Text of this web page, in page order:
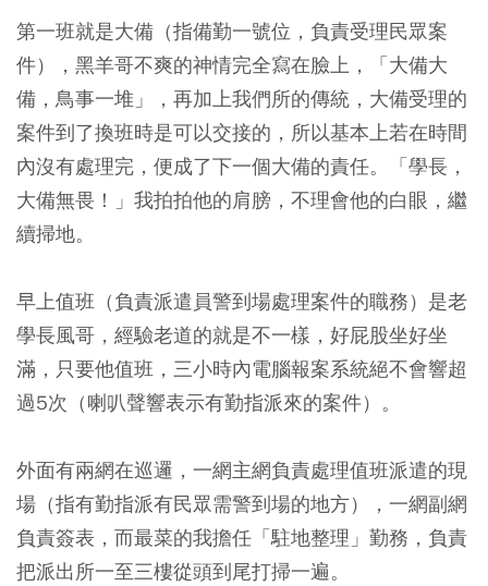
第一班就是大備（指備勤一號位，負責受理民眾案
件），黑羊哥不爽的神情完全寫在臉上，「大備大
備，鳥事一堆」，再加上我們所的傳統，大備受理的
案件到了換班時是可以交接的，所以基本上若在時間
內沒有處理完，便成了下一個大備的責任。「學長，
大備無畏！」我拍拍他的肩膀，不理會他的白眼，繼
續掃地。
早上值班（負責派遣員警到場處理案件的職務）是老
學長風哥，經驗老道的就是不一樣，好屁股坐好坐
滿，只要他值班，三小時內電腦報案系統絕不會響超
過5次（喇叭聲響表示有勤指派來的案件）。
外面有兩網在巡邏，一網主網負責處理值班派遣的現
場（指有勤指派有民眾需警到場的地方），一網副網
負責簽表，而最菜的我擔任「駐地整理」勤務，負責
把派出所一至三樓從頭到尾打掃一遍。